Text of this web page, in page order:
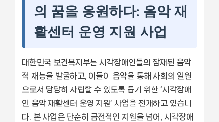
의 꿈을 응원하다: 음악 재
활센터 운영 지원 사업
대한민국 보건복지부는 시각장애인들의 잠재된 음악
적 재능을 발굴하고, 이들이 음악을 통해 사회의 일원
으로서 당당히 자립할 수 있도록 돕기 위한 ‘시각장애
인 음악 재활센터 운영 지원’ 사업을 전개하고 있습니
다. 본 사업은 단순히 금전적인 지원을 넘어, 시각장애